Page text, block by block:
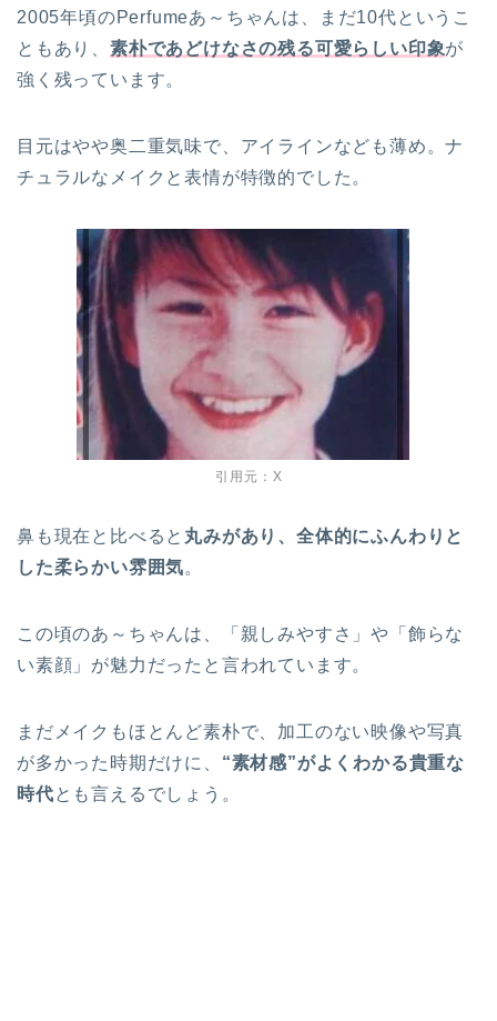
2005年頃のPerfumeあ～ちゃんは、まだ10代というこ
ともあり、 素朴であどけなさの残る可愛らしい印象が
強く残っています。
目元はやや奥二重気味で、アイラインなども薄め。ナ
チュラルなメイクと表情が特徴的でした。
引用元：X
鼻も現在と比べると 丸みがあり、全体的にふんわりと
した柔らかい雰囲気。
この頃のあ～ちゃんは、「親しみやすさ」や「飾らな
い素顔」が魅力だったと言われています。
まだメイクもほとんど素朴で、加工のない映像や写真
が多かった時期だけに、 “素材感”がよくわかる貴重な
時代とも言えるでしょう。